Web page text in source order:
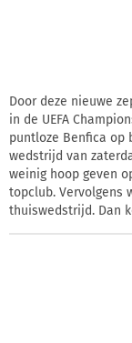
Door deze nieuwe
in de UEFA
puntloze Benfica op
wedstrijd van
weinig hoop geven
topclub. Vervolgens
thuiswedstrijd. Dan